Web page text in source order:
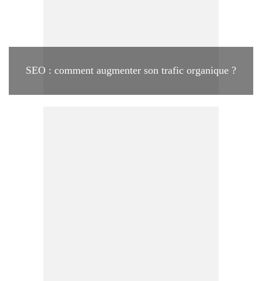
SEO : comment augmenter son trafic organique ?